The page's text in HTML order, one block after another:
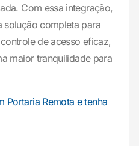
Com essa integração,
solução completa para
de acesso eficaz,
maior tranquilidade para
Portaria Remota e tenha